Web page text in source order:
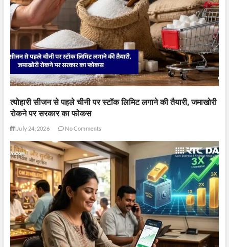
त्योहारी सीजन से पहले चीनी पर स्टॉक लिमिट लगाने की तैयारी, जमाखोरी
रोकने पर सरकार का फोकस
July 24, 2026 No Comments